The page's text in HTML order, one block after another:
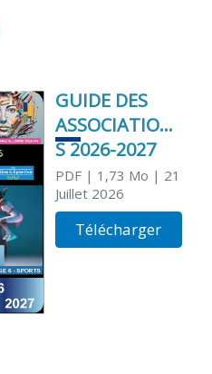
GUIDE DES
ASSOCIATION
S 2026-2027
PDF| 1,73 Mo | 21
Juillet 2026
Télécharger